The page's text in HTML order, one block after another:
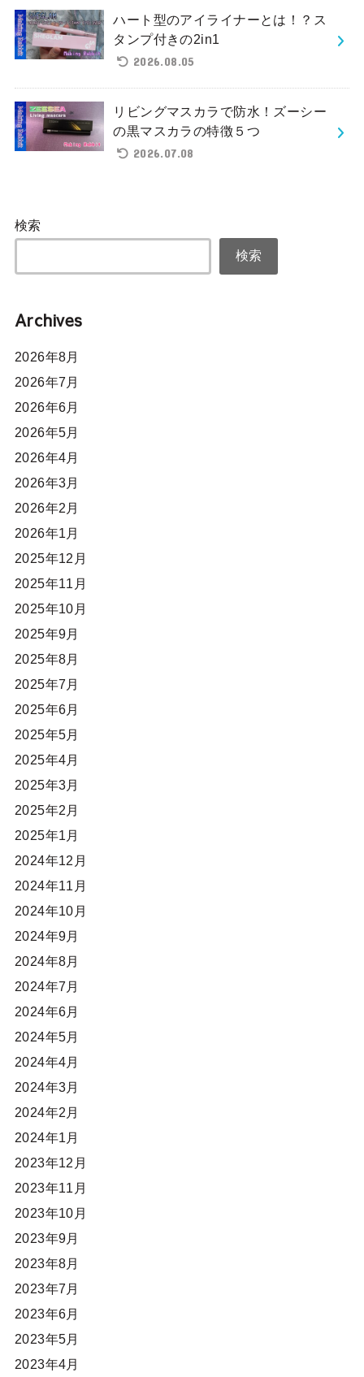
ハート型のアイライナーとは！？ス
タンプ付きの2in1
2026.08.05
リビングマスカラで防水！ズーシー
の黒マスカラの特徴５つ
2026.07.08
検索
検索
Archives
2026年8月
2026年7月
2026年6月
2026年5月
2026年4月
2026年3月
2026年2月
2026年1月
2025年12月
2025年11月
2025年10月
2025年9月
2025年8月
2025年7月
2025年6月
2025年5月
2025年4月
2025年3月
2025年2月
2025年1月
2024年12月
2024年11月
2024年10月
2024年9月
2024年8月
2024年7月
2024年6月
2024年5月
2024年4月
2024年3月
2024年2月
2024年1月
2023年12月
2023年11月
2023年10月
2023年9月
2023年8月
2023年7月
2023年6月
2023年5月
2023年4月